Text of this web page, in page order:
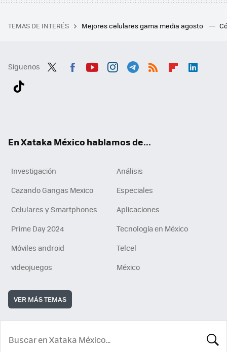
TEMAS DE INTERÉS Mejores celulares gama media agosto
Síguenos
En Xataka México hablamos de...
Investigación
Análisis
Cazando Gangas Mexico
Especiales
Celulares y Smartphones
Aplicaciones
Prime Day 2024
Tecnología en México
Móviles android
Telcel
videojuegos
México
VER MÁS TEMAS